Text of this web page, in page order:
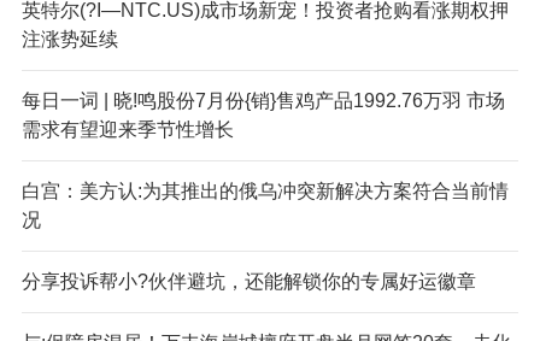
英特尔(?I—NTC.US)成市场新宠！投资者抢购看涨期权押
注涨势延续
每日一词 | 晓!鸣股份7月份{销}售鸡产品1992.76万羽 市场
需求有望迎来季节性增长
白宫：美方认:为其推出的俄乌冲突新解决方案符合当前情
况
分享投诉帮小?伙伴避坑，还能解锁你的专属好运徽章